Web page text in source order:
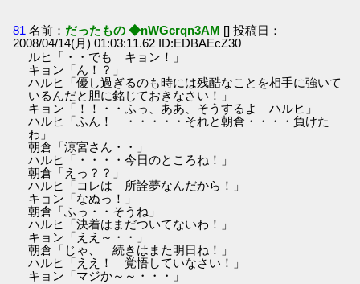
81 名前： だったもの ◆nWGcrqn3AM [] 投稿日：
2008/04/14(月) 01:03:11.62 ID:EDBAEcZ30
ルヒ「・・でも キョン！」
キョン「ん！？」
ハルヒ「優し過ぎるのも時には残酷なことを相手に強いて
いるんだと胆に銘じておきなさい！」
キョン「！！・・ふっ、ああ、そうするよ ハルヒ」
ハルヒ「ふん！ ・・・・・それと朝倉・・・・負けた
わ」
朝倉「涼宮さん・・」
ハルヒ「・・・・今日のところね！」
朝倉「えっ？？」
ハルヒ「コレは 所詮夢なんだから！」
キョン「なぬっ！」
朝倉「ふっ・・そうね」
ハルヒ「決着はまだついてないわ！」
キョン「ええ～・・」
朝倉「じゃ、 続きはまた明日ね！」
ハルヒ「ええ！ 覚悟していなさい！」
キョン「マジか～～・・・」